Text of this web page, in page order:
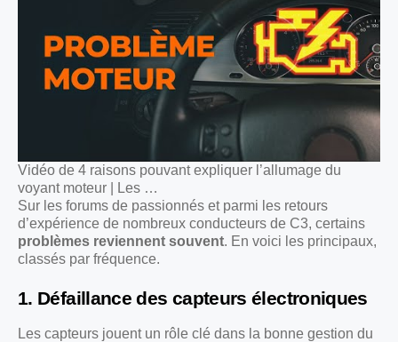
Vidéo de 4 raisons pouvant expliquer l’allumage du
voyant moteur | Les …
Sur les forums de passionnés et parmi les retours
d’expérience de nombreux conducteurs de C3, certains
problèmes reviennent souvent. En voici les principaux,
classés par fréquence.
1. Défaillance des capteurs électroniques
Les capteurs jouent un rôle clé dans la bonne gestion du